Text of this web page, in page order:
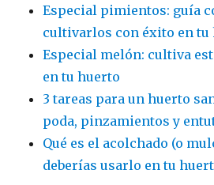
Especial pimientos: guía
cultivarlos con éxito en tu
Especial melón: cultiva
en tu huerto
3 tareas para un huerto
poda, pinzamientos y
Qué es el acolchado (o
deberías usarlo en tu